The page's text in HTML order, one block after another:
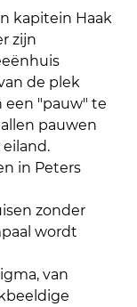
kapitein Haak
zijn
de plek
een "pauw" te
pauwen
in Peters
zonder
wordt
van